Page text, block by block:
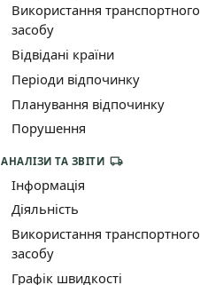
Використання транспортного
засобу
Відвідані країни
Періоди відпочинку
Планування відпочинку
Порушення
АНАЛІЗИ ТА ЗВІТИ
Інформація
Діяльність
Використання транспортного
засобу
Графік швидкості